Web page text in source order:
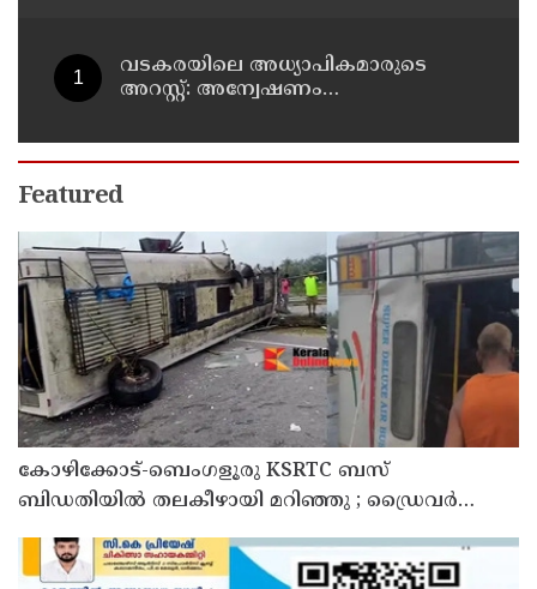
വടകരയിലെ അധ്യാപികമാരുടെ
അറസ്റ്റ്: അന്വേഷണം
Featured
കോഴിക്കോട്-ബെംഗളൂരു KSRTC ബസ്
ബിഡതിയിൽ തലകീഴായി മറിഞ്ഞു ; ഡ്രെെവർക്കും
പരിക്ക്